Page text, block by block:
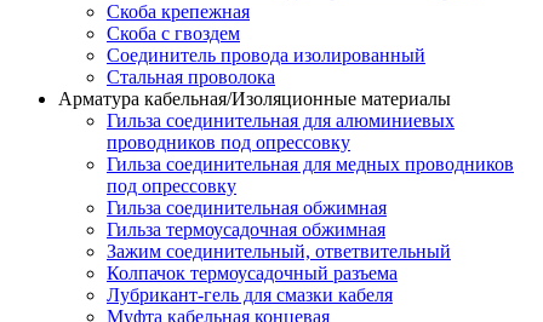
Скоба крепежная
Скоба с гвоздем
Соединитель провода изолированный
Стальная проволока
Арматура кабельная/Изоляционные материалы
Гильза соединительная для алюминиевых
проводников под опрессовку
Гильза соединительная для медных проводников
под опрессовку
Гильза соединительная обжимная
Гильза термоусадочная обжимная
Зажим соединительный, ответвительный
Колпачок термоусадочный разъема
Лубрикант-гель для смазки кабеля
Муфта кабельная концевая